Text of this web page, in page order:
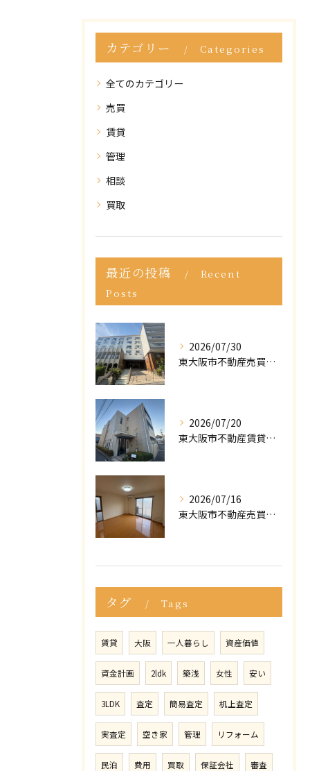
カテゴリー Categories
全てのカテゴリー
売買
賃貸
管理
相談
買取
最近の投稿
Recent
Posts
2026/07/30
東大阪市不動産売買｜東大阪市で不動産売却をご依頼いただきました｜売却実績をご紹介
2026/07/20
東大阪市不動産賃貸｜ポータルサイトで「掘り出し物件」が見つからない？プロが教える条件の緩め方
2026/07/16
東大阪市不動産売買｜マイホームの購入・売却で後悔しないために！知っておくべき「3つの罠」
タグ Tags
賃貸 大阪 一人暮らし 資産価値
資金計画 2ldk 築浅 女性 安い
3LDK 査定 簡易査定 机上査定
実査定 空き家 管理 リフォーム
民泊 費用 買取 保証会社 審査